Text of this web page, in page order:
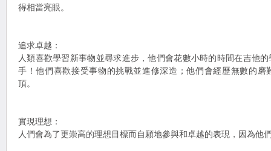
得相當亮眼。
追求卓越：
人類喜歡學習新事物並尋求進步，他們會花數小時的時間在吉他
手！他們喜歡接受事物的挑戰並進修深造；他們會經歷無數的磨
頂。
實現理想：
人們會為了更崇高的理想目標而自願地參與和卓越的表現，因為他